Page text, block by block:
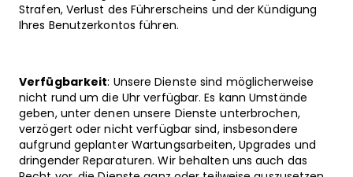
Strafen, Verlust des Führerscheins und der Kündigung
Ihres Benutzerkontos führen.
Verfügbarkeit: Unsere Dienste sind möglicherweise
nicht rund um die Uhr verfügbar. Es kann Umstände
geben, unter denen unsere Dienste unterbrochen,
verzögert oder nicht verfügbar sind, insbesondere
aufgrund geplanter Wartungsarbeiten, Upgrades und
dringender Reparaturen. Wir behalten uns auch das